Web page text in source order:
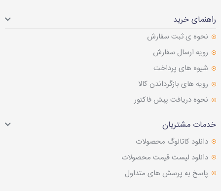
راهنمای خرید
نحوه ی ثبت سفارش
رویه ارسال سفارش
شیوه های پرداخت
رویه های بازگرداندن کالا
نحوه دریافت پیش فاکتور
خدمات مشتریان
دانلود کاتالوگ محصولات
دانلود لیست قیمت محصولات
پاسخ به پرسش های متداول